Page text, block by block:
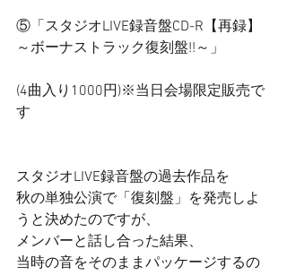
⑤「スタジオLIVE録音盤CD-R【再録】
～ボーナストラック復刻盤!!～」
(4曲入り1000円)※当日会場限定販売で
す
スタジオLIVE録音盤の過去作品を
秋の単独公演で「復刻盤」を発売しよ
うと決めたのですが、
メンバーと話し合った結果、
当時の音をそのままパッケージするの